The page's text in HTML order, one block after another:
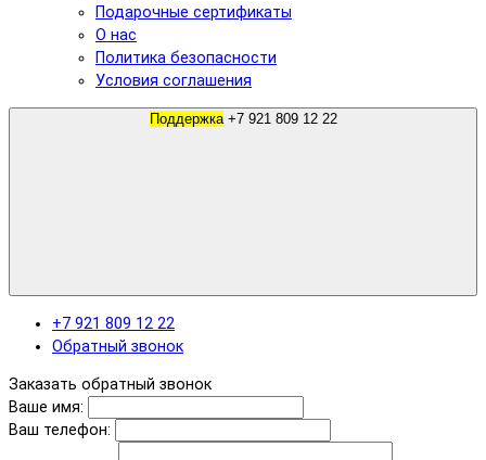
Подарочные сертификаты
О нас
Политика безопасности
Условия соглашения
Поддержка +7 921 809 12 22
+7 921 809 12 22
Обратный звонок
Заказать обратный звонок
Ваше имя:
Ваш телефон: